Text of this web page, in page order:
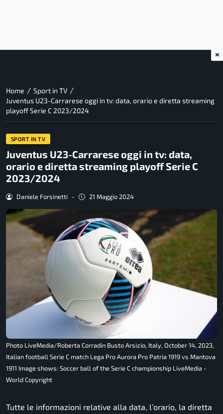
Home / Sport in TV /
Juventus U23-Carrarese oggi in tv: data, orario e diretta streaming
playoff Serie C 2023/2024
SPORT IN TV
Juventus U23-Carrarese oggi in tv: data,
orario e diretta streaming playoff Serie C
2023/2024
Daniele Forsinetti - 21 Maggio 2024
Photo LiveMedia/Roberta Corradin Busto Arsizio, Italy, October 14, 2023,
Italian football Serie C match Lega Pro Aurora Pro Patria 1919 vs Mantova
1911 Image shows: Soccer ball of the Serie C championship LiveMedia -
World Copyright
Tutte le informazioni relative alla data, l’orario, la diretta
×